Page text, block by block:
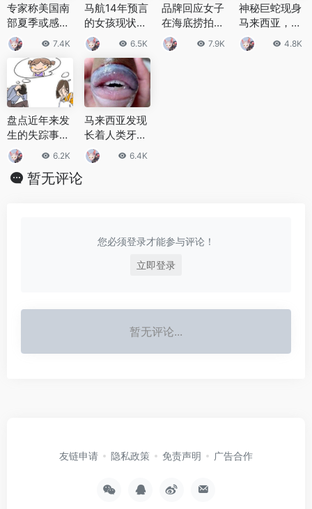
专家称美国南
部夏季或感染
激增 欧洲多国
放宽新冠防疫
限制
7.4K
马航14年预言
的女孩现状，
女孩成功预言
马航坠落地点
6.5K
品牌回应女子
在海底捞拍摄
不雅视频：系
泰国门店，已
7.9K
神秘巨蛇现身
马来西亚，巨
蛇长有龙头7
个鼻孔
4.8K
盘点近年来发
生的失踪事件
韩国抓青蛙失
踪少年遗骨被
发现
6.2K
马来西亚发现
长着人类牙齿
和嘴唇的怪
鱼，神秘鱼成
6.4K
暂无评论
您必须登录才能参与评论！
立即登录
暂无评论...
友链申请 隐私政策 免责声明 广告合作